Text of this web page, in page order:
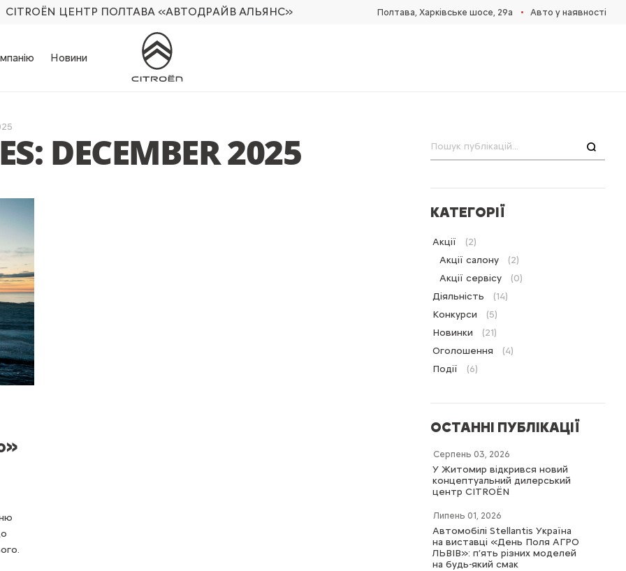
CITROËN ЦЕНТР ПОЛТАВА «АВТОДРАЙВ АЛЬЯНС» Полтава, Харківське шосе, 29а • Авто у наявності
Новини
DECEMBER 2025
КАТЕГОРІЇ
Акції
(2)
Акції салону
(2)
Акції сервісу
(0)
Діяльність
(14)
Конкурси
(5)
Новинки
(21)
Оголошення
(4)
Події
(6)
ОСТАННІ ПУБЛІКАЦІЇ
Серпень 03, 2026
У Житомир відкрився новий
концептуальний дилерський
центр CITROËN
Липень 01, 2026
Автомобілі Stellantis Україна
на виставці «День Поля АГРО
ЛЬВІВ»: п’ять різних моделей
на будь-який смак